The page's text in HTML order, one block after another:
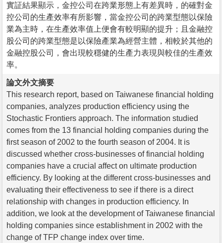
實証結果顯示，金控公司在跨業形態上有差異時，的確對金
控公司的生產效率有所影響，當金控公司的跨業型態以保險
業為主時，在生產效率值上便會有較明顯的提升；且金融控
股公司的跨業型態是以保險產業為經營主體，相較於其他的
金融控股公司，會出現較穩健的生產力表現與較佳的生產效
率。
論文外文摘要
This research report, based on Taiwanese financial holding
companies, analyzes production efficiency using the
Stochastic Frontiers approach. The information studied
comes from the 13 financial holding companies during the
first season of 2002 to the fourth season of 2004. It is
discussed whether cross-businesses of financial holding
companies have a crucial affect on ultimate production
efficiency. By looking at the different cross-businesses and
evaluating their effectiveness to see if there is a direct
relationship with changes in production efficiency. In
addition, we look at the development of Taiwanese financial
holding companies since establishment in 2002 with the
change of TFP change index over time.